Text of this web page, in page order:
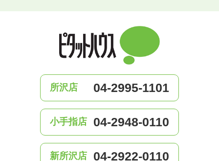
所沢店 04-2995-1101
小手指店 04-2948-0110
新所沢店 04-2922-0110